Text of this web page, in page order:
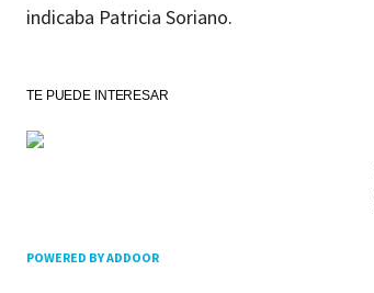
indicaba Patricia Soriano.
TE PUEDE INTERESAR
POWERED BY ADDOOR